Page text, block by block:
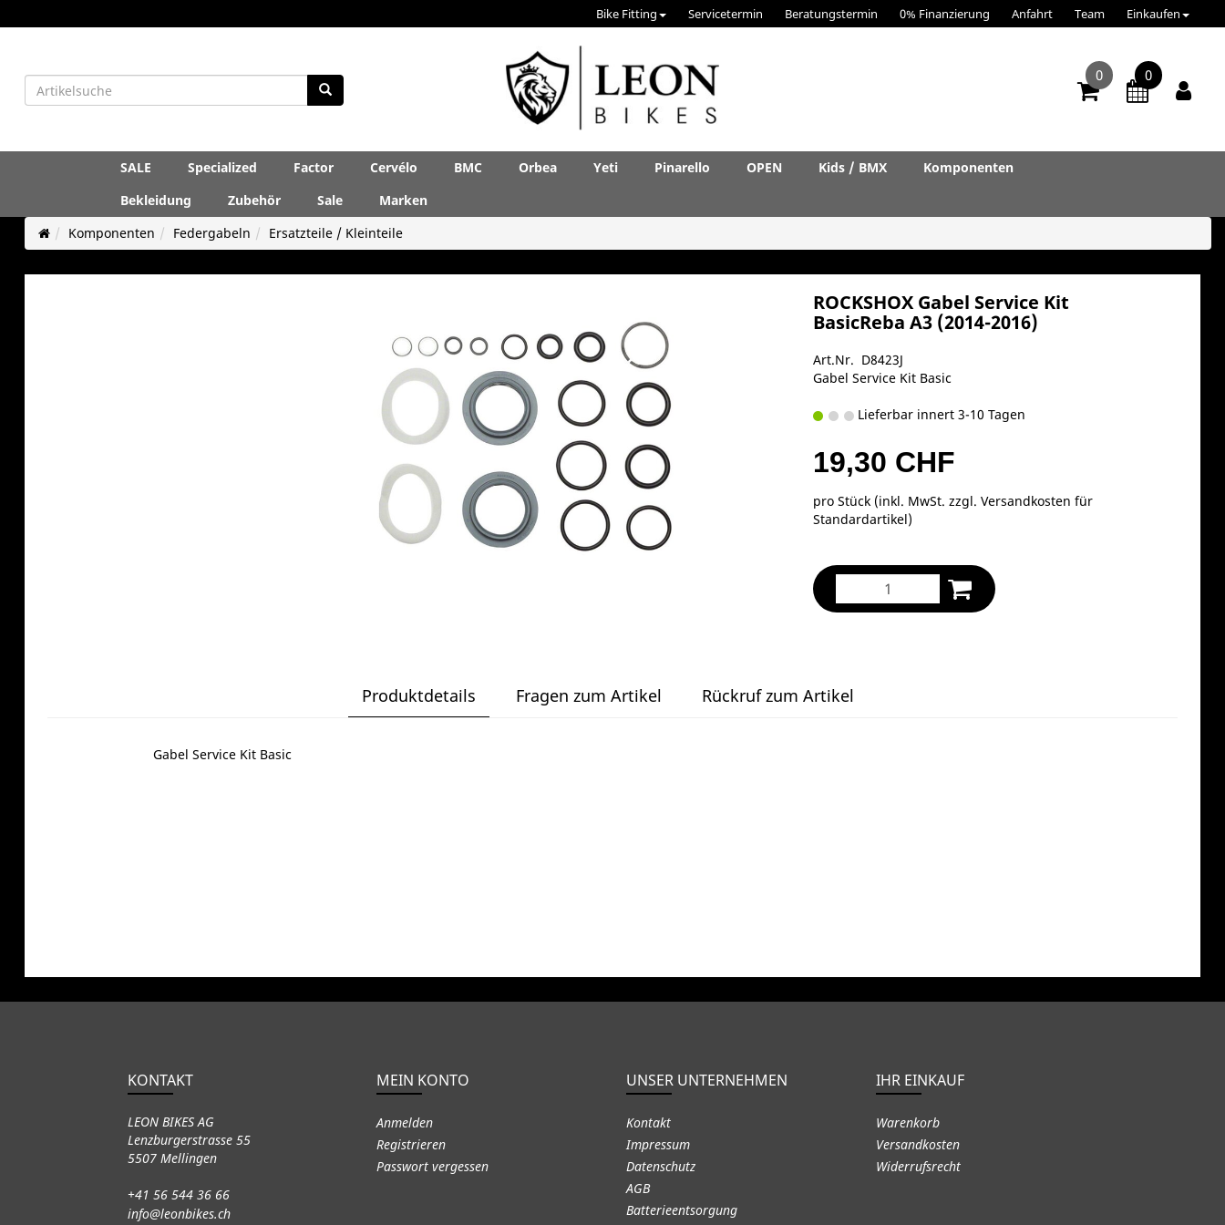
Bike Fitting Servicetermin Beratungstermin 0% Finanzierung Anfahrt Team Einkaufen
0 0
SALE Specialized Factor Cervélo BMC Orbea Yeti Pinarello OPEN Kids / BMX
Komponenten
Bekleidung
Zubehör Sale
Marken
Komponenten
Federgabeln Ersatzteile / Kleinteile
ROCKSHOX Gabel Service Kit
BasicReba A3 (2014-2016)
Art.Nr. D8423J
Gabel Service Kit Basic
Lieferbar innert 3-10 Tagen
19,30 CHF
pro Stück (inkl. MwSt. zzgl.Versandkosten für
Standardartikel)
Produktdetails Fragen zum Artikel Rückruf zum Artikel
Gabel Service Kit Basic
KONTAKT
LEON BIKES AG
Lenzburgerstrasse 55
5507 Mellingen
+41 56 544 36 66
info@leonbikes.ch
MEIN KONTO
Anmelden
Registrieren
Passwort vergessen
UNSER UNTERNEHMEN
Kontakt
Impressum
Datenschutz
AGB
Batterieentsorgung
IHR EINKAUF
Warenkorb
Versandkosten
Widerrufsrecht